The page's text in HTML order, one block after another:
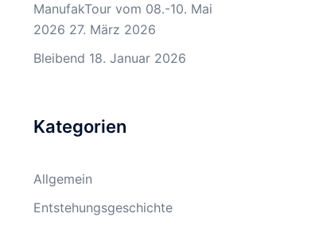
ManufakTour vom 08.-10. Mai
2026 27. März 2026
Bleibend 18. Januar 2026
Kategorien
Allgemein
Entstehungsgeschichte